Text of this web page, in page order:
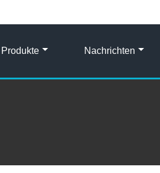
Produkte Nachrichten